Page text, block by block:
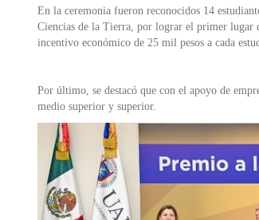
En la ceremonia fueron reconocidos 14
Ciencias de la Tierra, por lograr el primer lugar
incentivo económico de 25 mil pesos a cada
Por último, se destacó que con el apoyo de
medio superior y superior.